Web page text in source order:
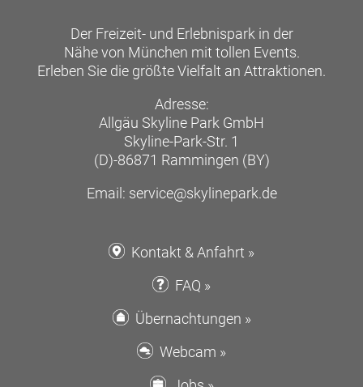
die tollkühnsten Bauwerke ausdenken. Auf
unserer Baustellenfahrt für Kinder hat schon
so mancher Berufswunsch ganz konkrete
Pläne angenommen!
Übrigens: Bei uns im Allgäu Skyline Park
kannst du deinenKindergeburtstag
und mit allen deinen Freunden gemeinsam
eine Baustellenfahrt für Kinder unternehmen!
Wenn ihr anschließend Lust auf eine rasante
Gummi!“
Der Freizeit- und Erlebnispark in der
Nähe von München mit tollen Events.
Erleben Sie die größte Vielfalt an Attraktionen.
Adresse:
Allgäu Skyline Park GmbH
Skyline-Park-Str. 1
(D)-86871 Rammingen (BY)
Email: service@skylinepark.de
Kontakt & Anfahrt »
FAQ »
Übernachtungen »
Webcam »